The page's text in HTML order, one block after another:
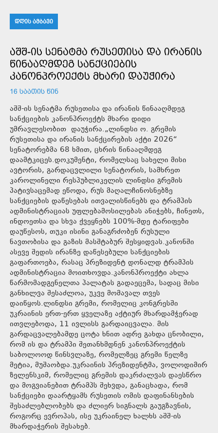
ᲓᲦᲘᲡ ᲐᲛᲑᲐᲕᲘ
ᲐᲨᲨ-ᲘᲡ ᲡᲔᲜᲐᲢᲛᲐ ᲠᲣᲡᲔᲗᲘᲡᲐ ᲓᲐ ᲘᲠᲐᲜᲘᲡ
ᲬᲘᲜᲐᲐᲦᲛᲓᲔᲒ ᲡᲐᲜᲥᲪᲘᲔᲑᲘᲡ
ᲙᲐᲜᲝᲜᲞᲠᲝᲔᲥᲢᲡ ᲛᲮᲐᲠᲘ ᲓᲐᲣᲭᲘᲠᲐ
16 ᲡᲐᲐᲗᲘᲡ ᲬᲘᲜ
აშშ-ის სენატმა რუსეთისა და ირანის წინააღმდეგ
სანქციების კანონპროექტს მხარი დიდი
უმრავლესობით დაუჭირა.„ლინდსი ო. გრემის
რუსეთისა და ირანის სანქცირების აქტი 2026“
სენატორებმა 68 ხმით, ცხრის წინააღმდეგ
დაამტკიცეს.დოკუმენტი, რომელსაც სახელი მისი
ავტორის, გარდაცვლილი სენატორის, სამხრეთ
კაროლინელი რესპუბლიკელის ლინდსი გრემის
პატივსაცემად ეწოდა, რუს მაღალჩინოსნებზე
სანქციების დაწესებას ითვალისწინებს და ტრამპის
ადმინისტრაციას უფლებამოსილებას ანიჭებს, ჩინეთს,
ინდოეთსა და სხვა ქვეყნებს 100%-მდე ტარიფები
დაუწესოს, თუკი ისინი განაგრძობენ რუსული
ნავთობისა და გაზის მასშტაბურ შესყიდვას.კანონში
ასევე შედის ირანზე დაწესებული სანქციების
გაფართოება, რასაც პრეზიდენტ დონალდ ტრამპის
ადმინისტრაცია მოითხოვდა.კანონპროექტი ახლა
წარმომადგენელთა პალატას გადაეცემა, სადაც მისი
განხილვა შესაძლოა, უკვე მომავალ თვეს
დაიწყოს.ლინდსი გრემი, რომელიც კონგრესში
უკრაინის ერთ-ერთ ყველაზე აქტიურ მხარდამჭერად
ითვლებოდა, 11 ივლისს გარდაიცვალა. მის
გარდაცვალებამდე ცოტა ხნით ადრე გახდა ცნობილი,
რომ ის და ტრამპი შეთანხმდნენ კანონპროექტის
საბოლოოდ წინსვლაზე, რომელზეც გრემი წელზე
მეტია, მუშაობდა.უკრაინის პრეზიდენტმა, ვოლოდიმირ
ზელენსკიმ, რომელიც გრემის დაკრძალვას დაესწრო
და მოგვიანებით ტრამპს შეხვდა, განაცხადა, რომ
სანქციები დაარტყამს რუსეთის ომის დაფინანსების
შესაძლებლობებს და ძლიერ სიგნალს გაუგზავნის,
როგორც ევროპას, ისე უკრაინელ ხალხს აშშ-ის
მხარდაჭერის შესახებ.